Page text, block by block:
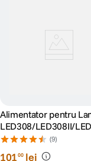
Alimentator pentru
LED308/LED308II/
R/LEDP260C(9)
10100 lei